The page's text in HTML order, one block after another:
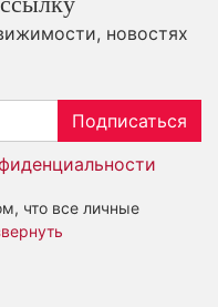
новостях
Подписаться
что все личные